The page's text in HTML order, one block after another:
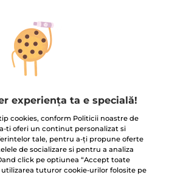
60 de hectarede
terenuri pe care se practică
agricultura ecologică
experiența ta e specială!
cookies, conform Politicii noastre de
ti oferi un continut personalizat si
tale, pentru a-ți propune oferte
de socializare si pentru a analiza
click pe optiunea “Accept toate
utilizarea tuturor cookie-urilor folosite pe